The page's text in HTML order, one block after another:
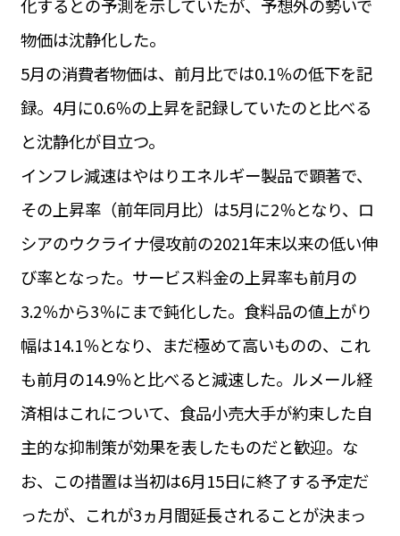
BUSINESS
ビジネス・キャリア
INFOS PRATIQUES
TAG
タグ
#パリ
#お土産 #トリビア
#データで読み解くフランス
#フランスの教育制度
#アプリ
#いざという時に
#カルカッソンヌ Carcassonne
#サステナブル
#フランス生活
#レシピ #ビューティー
#コスメ
#アルザス地方
#フランスの地方 #フロマージュ
#おでかけ
運営会社
化するとの予測を示していたが、予想外の勢いで
物価は沈静化した。
5月の消費者物価は、前月比では0.1％の低下を記
録。4月に0.6％の上昇を記録していたのと比べる
と沈静化が目立つ。
インフレ減速はやはりエネルギー製品で顕著で、
その上昇率（前年同月比）は5月に2％となり、ロ
シアのウクライナ侵攻前の2021年末以来の低い伸
び率となった。サービス料金の上昇率も前月の
3.2％から3％にまで鈍化した。食料品の値上がり
幅は14.1％となり、まだ極めて高いものの、これ
も前月の14.9％と比べると減速した。ルメール経
済相はこれについて、食品小売大手が約束した自
主的な抑制策が効果を表したものだと歓迎。な
お、この措置は当初は6月15日に終了する予定だ
ったが、これが3ヵ月間延長されることが決まっ